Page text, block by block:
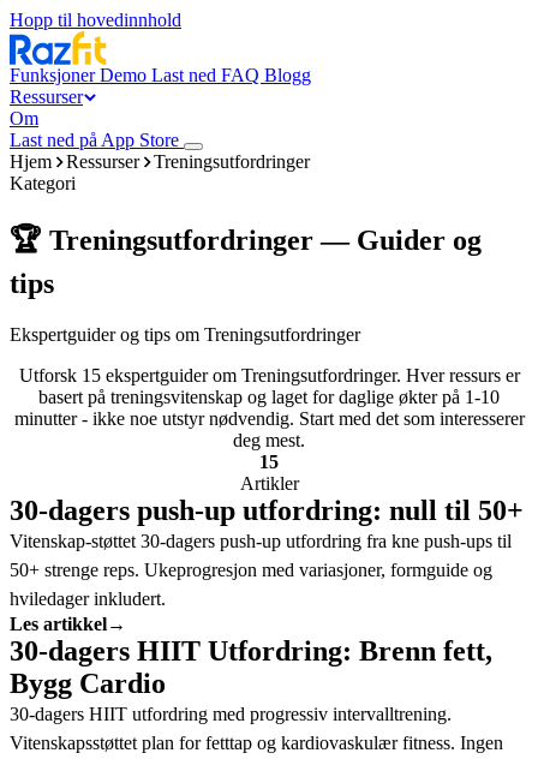
Hopp til hovedinnhold
FunksjonerDemo Last ned FAQ Blogg
Ressurser
Om
Last ned på App Store
Hjem
Ressurser
Treningsutfordringer
Kategori
🏆 Treningsutfordringer — Guider og
tips
Ekspertguider og tips om Treningsutfordringer
Utforsk 15 ekspertguider om Treningsutfordringer. Hver ressurs er
basert på treningsvitenskap og laget for daglige økter på 1-10
minutter - ikke noe utstyr nødvendig. Start med det som interesserer
deg mest.
15
Artikler
30-dagers push-up utfordring: null til 50+
Vitenskap-støttet 30-dagers push-up utfordring fra kne push-ups til
50+ strenge reps. Ukeprogresjon med variasjoner, formguide og
hviledager inkludert.
Les artikkel→
30-dagers HIIT Utfordring: Brenn fett,
Bygg Cardio
30-dagers HIIT utfordring med progressiv intervalltrening.
Vitenskapsstøttet plan for fetttap og kardiovaskulær fitness. Ingen